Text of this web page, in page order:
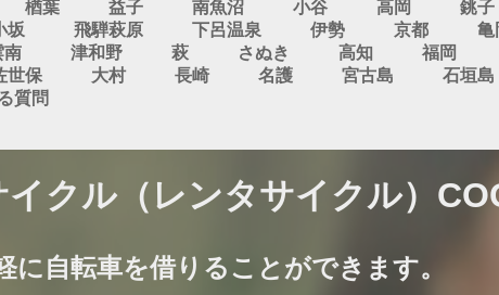
楢葉 益子 南魚沼 小谷 高岡
銚子
坂 飛騨萩原 下呂温泉 伊勢 京都
亀
南 津和野 萩 さぬき 高知
福岡
世保 大村 長崎 名護 宮古島
石垣島
質問
クル（レンタサイクル）
に自転車を借りることができます。